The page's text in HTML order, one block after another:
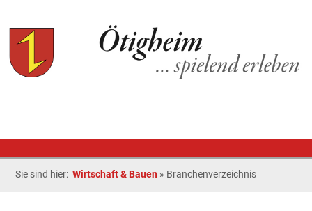
Sie sind hier:Wirtschaft & Bauen » Branchenverzeichnis